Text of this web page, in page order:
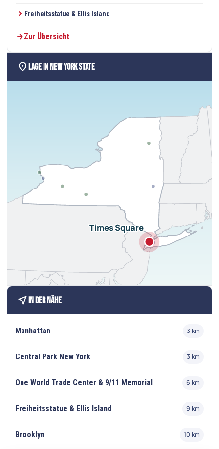
Freiheitsstatue & Ellis Island
Zur Übersicht
location_on Lage in New York State
Times Square
near_me In der Nähe
Manhattan 3 km
Central Park New York 3 km
One World Trade Center & 9/11 Memorial 6 km
Freiheitsstatue & Ellis Island 9 km
Brooklyn 10 km